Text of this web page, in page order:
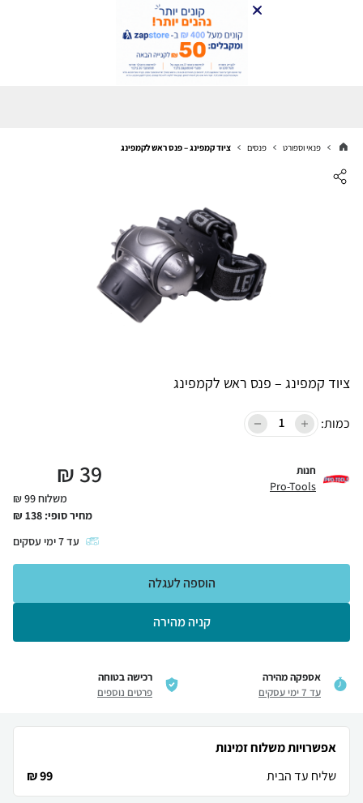
פנאי וספורט פנסים ציוד קמפינג – פנס ראש לקמפינג
ציוד קמפינג – פנס ראש לקמפינג
כמות:
חנות
Pro-Tools
39
₪
משלוח 99 ₪
מחיר סופי: 138
₪
עד7ימי עסקים
קניה מהירה
הוספה לעגלה
אספקה מהירה
עד 7 ימי עסקים
רכישה בטוחה
פרטים נוספים
אפשרויות משלוח זמינות
שליח עד הבית
99 ₪